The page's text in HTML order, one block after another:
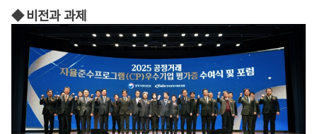
◆ 비전과 과제